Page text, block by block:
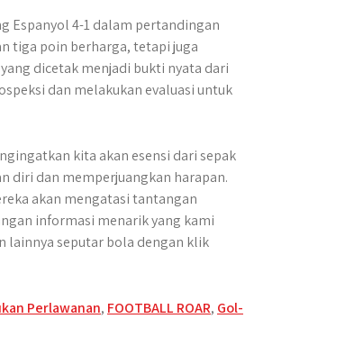
Espanyol 4-1 dalam pertandingan
tiga poin berharga, tetapi juga
dicetak menjadi bukti nyata dari
dan melakukan evaluasi untuk
kita akan esensi dari sepak
diri dan memperjuangkan harapan.
akan mengatasi tantangan
informasi menarik yang kami
lainnya seputar bola dengan klik
Perlawanan, FOOTBALL ROAR, Gol-